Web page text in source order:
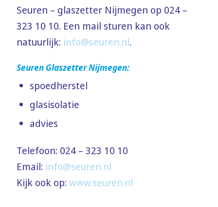
Seuren – glaszetter Nijmegen op 024 –
323 10 10. Een mail sturen kan ook
natuurlijk: info@seuren.nl.
Seuren Glaszetter Nijmegen:
spoedherstel
glasisolatie
advies
Telefoon: 024 – 323 10 10
Email: info@seuren.nl
Kijk ook op: www.seuren.nl